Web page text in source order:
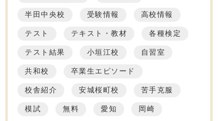
半田中央校 受験情報 高校情報
テスト テキスト・教材 各種検定
テスト結果 小垣江校 自習室
共和校 卒業生エピソード
校舎紹介 安城桜町校 苦手克服
模試 無料 愛知 岡崎